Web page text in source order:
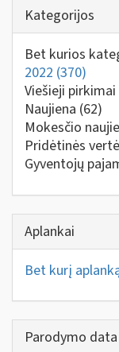
Kategorijos
Bet kurios
2022 (370)
Viešieji pirkimai
Naujiena (62)
Mokesčio
Pridėtinės
Gyventojų
Aplankai
Bet kurį
Parodymo data